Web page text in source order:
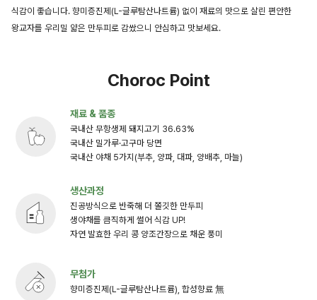
식감이 좋습니다. 향미증진제(L-글루탐산나트륨) 없이 재료의 맛으로 살린 편안한
왕교자를 우리밀 얇은 만두피로 감쌌으니 안심하고 맛보세요.
Choroc Point
재료 & 품종
국내산 무항생제 돼지고기 36.63%
국내산 밀가루·고구마 당면
국내산 야채 5가지(부추, 양파, 대파, 양배추, 마늘)
생산과정
진공방식으로 반죽해 더 쫄깃한 만두피
생야채를 큼직하게 썰어 식감 UP!
자연 발효한 우리 콩 양조간장으로 채운 풍미
무첨가
향미증진제(L-글루탐산나트륨), 합성향료 無